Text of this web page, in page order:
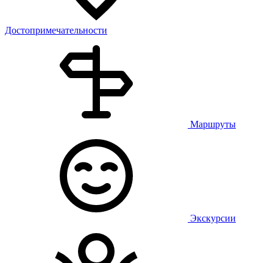
Достопримечательности
Маршруты
Экскурсии